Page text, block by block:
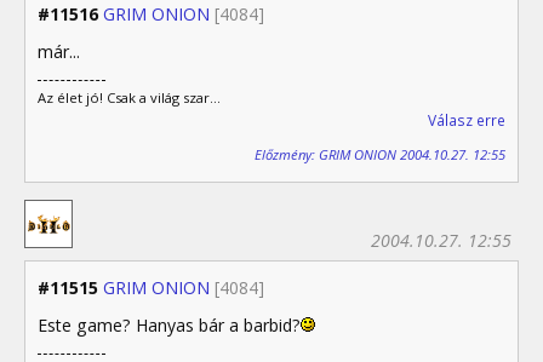
#11516 GRIM ONION [4084]
már...
Az élet jó! Csak a világ szar...
Válasz erre
Előzmény: GRIM ONION 2004.10.27. 12:55
#11515 GRIM ONION [4084]
2004.10.27. 12:55
Este game? Hanyas bár a barbid?